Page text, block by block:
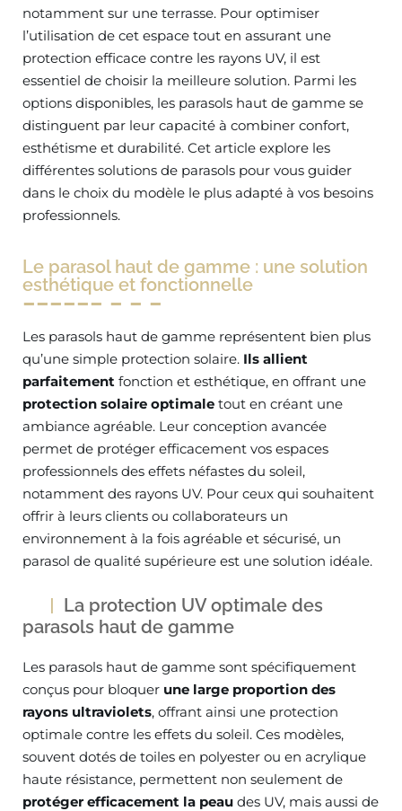
notamment sur une terrasse. Pour optimiser
l’utilisation de cet espace tout en assurant une
protection efficace contre les rayons UV, il est
essentiel de choisir la meilleure solution. Parmi les
options disponibles, les parasols haut de gamme se
distinguent par leur capacité à combiner confort,
esthétisme et durabilité. Cet article explore les
différentes solutions de parasols pour vous guider
dans le choix du modèle le plus adapté à vos besoins
professionnels.
Le parasol haut de gamme : une solution
esthétique et fonctionnelle
Les parasols haut de gamme représentent bien plus
qu’une simple protection solaire. Ils allient
parfaitement fonction et esthétique, en offrant une
protection solaire optimale tout en créant une
ambiance agréable. Leur conception avancée
permet de protéger efficacement vos espaces
professionnels des effets néfastes du soleil,
notamment des rayons UV. Pour ceux qui souhaitent
offrir à leurs clients ou collaborateurs un
environnement à la fois agréable et sécurisé, un
parasol de qualité supérieure est une solution idéale.
La protection UV optimale des
parasols haut de gamme
Les parasols haut de gamme sont spécifiquement
conçus pour bloquer une large proportion des
rayons ultraviolets, offrant ainsi une protection
optimale contre les effets du soleil. Ces modèles,
souvent dotés de toiles en polyester ou en acrylique
haute résistance, permettent non seulement de
protéger efficacement la peau des UV, mais aussi de